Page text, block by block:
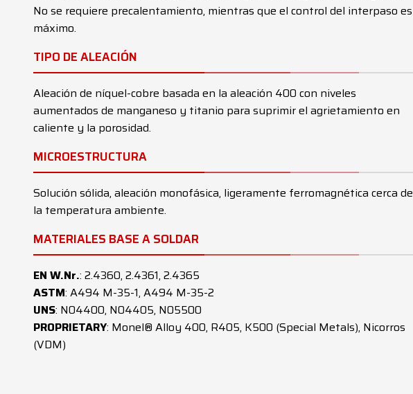
No se requiere precalentamiento, mientras que el control del interpaso es
máximo.
TIPO DE ALEACIÓN
Aleación de níquel-cobre basada en la aleación 400 con niveles
aumentados de manganeso y titanio para suprimir el agrietamiento en
caliente y la porosidad.
MICROESTRUCTURA
Solución sólida, aleación monofásica, ligeramente ferromagnética cerca de
la temperatura ambiente.
MATERIALES BASE A SOLDAR
EN W.Nr.: 2.4360, 2.4361, 2.4365
ASTM: A494 M-35-1, A494 M-35-2
UNS: N04400, N04405, N05500
PROPRIETARY: Monel® Alloy 400, R405, K500 (Special Metals), Nicorros
(VDM)